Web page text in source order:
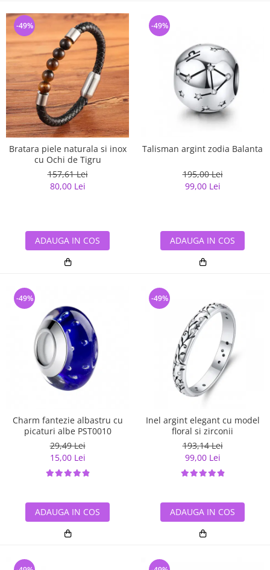
Bratara piele naturala si inox
cu Ochi de Tigru
157,61 Lei
80,00 Lei
-49%
ADAUGA IN COS
Talisman argint zodia Balanta
195,00 Lei
99,00 Lei
-49%
ADAUGA IN COS
Charm fantezie albastru cu
picaturi albe PST0010
29,49 Lei
15,00 Lei
-49%
ADAUGA IN COS
Inel argint elegant cu model
floral si zirconii
193,14 Lei
99,00 Lei
-49%
ADAUGA IN COS